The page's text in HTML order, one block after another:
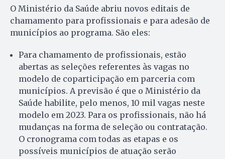
O Ministério da Saúde abriu novos editais de
chamamento para profissionais e para adesão de
municípios ao programa. São eles:
Para chamamento de profissionais, estão
abertas as seleções referentes às vagas no
modelo de coparticipação em parceria com
municípios. A previsão é que o Ministério da
Saúde habilite, pelo menos, 10 mil vagas neste
modelo em 2023. Para os profissionais, não há
mudanças na forma de seleção ou contratação.
O cronograma com todas as etapas e os
possíveis municípios de atuação serão